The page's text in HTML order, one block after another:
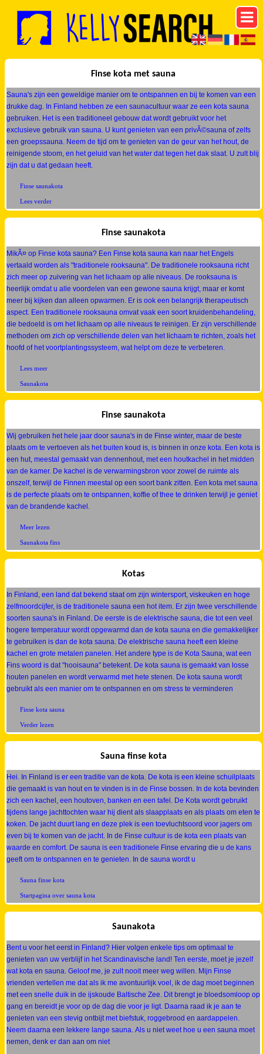
Finse kota met sauna
Sauna's zijn een geweldige manier om te ontspannen en bij te komen van een
drukke dag. In Finland hebben ze een saunacultuur waar ze een kota sauna
gebruiken. Het is een traditioneel gebouw dat wordt gebruikt voor het
exclusieve gebruik van sauna. U kunt genieten van een privÃ©sauna of zelfs
een groepssauna. Neem de tijd om te genieten van de geur van het hout, de
reinigende stoom, en het geluid van het water dat tegen het dak slaat. U zult blij
zijn dat u dat gedaan heeft.
Finse saunakota
Lees verder
Finse saunakota
MikÃ¤ op Finse kota sauna? Een Finse kota sauna kan naar het Engels
vertaald worden als "traditionele rooksauna". De traditionele rooksauna richt
zich meer op zuivering van het lichaam op alle niveaus. De rooksauna is
heerlijk omdat u alle voordelen van een gewone sauna krijgt, maar er komt
meer bij kijken dan alleen opwarmen. Er is ook een belangrijk therapeutisch
aspect. Een traditionele rooksauna omvat vaak een soort kruidenbehandeling,
die bedoeld is om het lichaam op alle niveaus te reinigen. Er zijn verschillende
methoden om zich op verschillende delen van het lichaam te richten, zoals het
hoofd of het voortplantingssysteem, wat helpt om deze te verbeteren.
Lees meer
Saunakota
Finse saunakota
Wij gebruiken het hele jaar door sauna's in de Finse winter, maar de beste
plaats om te vertoeven als het buiten koud is, is binnen in onze kota. Een kota is
een hut, meestal gemaakt van dennenhout, met een houtkachel in het midden
van de kamer. De kachel is de verwarmingsbron voor zowel de ruimte als
onszelf, terwijl de Finnen meestal op een soort bank zitten. Een kota met sauna
is de perfecte plaats om te ontspannen, koffie of thee te drinken terwijl je geniet
van de brandende kachel.
Meer lezen
Saunakota fins
Kotas
In Finland, een land dat bekend staat om zijn wintersport, viskeuken en hoge
zelfmoordcijfer, is de traditionele sauna een hot item. Er zijn twee verschillende
soorten sauna's in Finland. De eerste is de elektrische sauna, die tot een veel
hogere temperatuur wordt opgewarmd dan de kota sauna en die gemakkelijker
te gebruiken is dan de kota sauna. De elektrische sauna heeft een kleine
kachel en grote metalen panelen. Het andere type is de Kota Sauna, wat een
Fins woord is dat "hooisauna" betekent. De kota sauna is gemaakt van losse
houten panelen en wordt verwarmd met hete stenen. De kota sauna wordt
gebruikt als een manier om te ontspannen en om stress te verminderen
Finse kota sauna
Verder lezen
Sauna finse kota
Hei. In Finland is er een traditie van de kota. De kota is een kleine schuilplaats
die gemaakt is van hout en te vinden is in de Finse bossen. In de kota bevinden
zich een kachel, een houtoven, banken en een tafel. De Kota wordt gebruikt
tijdens lange jachttochten waar hij dient als slaapplaats en als plaats om eten te
koken. De jacht duurt lang en deze plek is een toevluchtsoord voor jagers om
even bij te komen van de jacht. In de Finse cultuur is de kota een plaats van
waarde en comfort. De sauna is een traditionele Finse ervaring die u de kans
geeft om te ontspannen en te genieten. In de sauna wordt u
Sauna finse kota
Startpagina over sauna kota
Saunakota
Bent u voor het eerst in Finland? Hier volgen enkele tips om optimaal te
genieten van uw verblijf in het Scandinavische land! Ten eerste, moet je jezelf
wat kota en sauna. Geloof me, je zult nooit meer weg willen. Mijn Finse
vrienden vertellen me dat als ik me avontuurlijk voel, ik de dag moet beginnen
met een snelle duik in de ijskoude Baltische Zee. Dit brengt je bloedsomloop op
gang en bereidt je voor op de dag die voor je ligt. Daarna raad ik je aan te
genieten van een stevig ontbijt met biefstuk, roggebrood en aardappelen.
Neem daarna een lekkere lange sauna. Als u niet weet hoe u een sauna moet
nemen, denk er dan aan om niet